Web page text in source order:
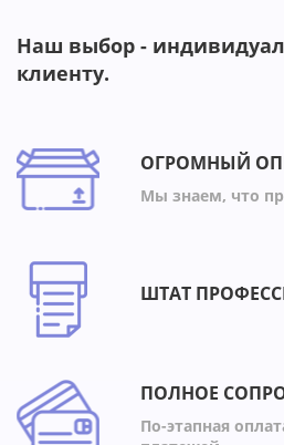
Наш выбор -
клиенту.
ОГРОМНЫЙ
Мы знаем, что
ШТАТ
ПОЛНОЕ
По-этапная